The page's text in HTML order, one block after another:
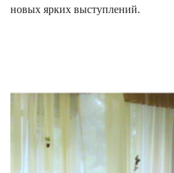
новых ярких выступлений.